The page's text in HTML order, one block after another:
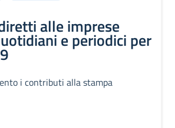
alle imprese
e periodici per
i contributi alla stampa